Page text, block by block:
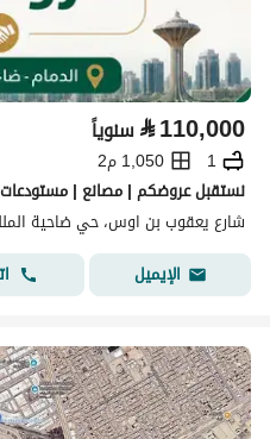
⃁110,000 سنوياً
1
1,050 م2
نستقبل عروضكم | مصانع |
شارع يعقوب بن اوس، حي ضاحية
الإيميل